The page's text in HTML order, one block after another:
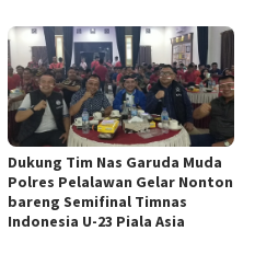
Dukung Tim Nas Garuda Muda
Polres Pelalawan Gelar Nonton
bareng Semifinal Timnas
Indonesia U-23 Piala Asia